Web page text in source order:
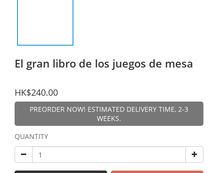
El gran libro de los juegos de mesa
HK$240.00
PREORDER NOW! ESTIMATED DELIVERY TIME, 2-3
WEEKS.
QUANTITY